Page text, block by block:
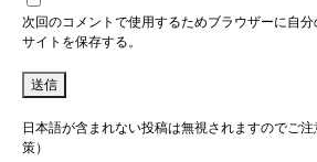
次回のコメントで使用するためブラウザーに自分
サイトを保存する。
日本語が含まれない投稿は無視されますのでご
策）